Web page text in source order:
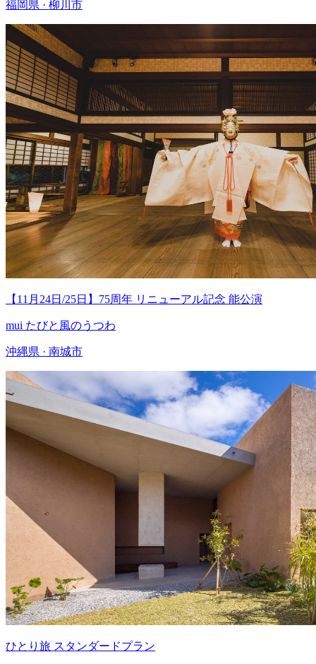
福岡県 · 柳川市
【11月24日/25日】75周年 リニューアル記念 能公演
mui たびと風のうつわ
沖縄県 · 南城市
ひとり旅 スタンダードプラン